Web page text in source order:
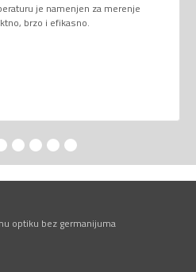
je namenjen za merenje
brzo i efikasno.
optiku bez germanijuma